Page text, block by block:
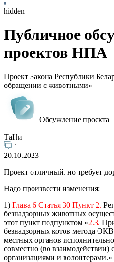
hidden
Публичное
проектов НПА
Проект Закона Республики
обращении с животными»
Обсуждение проекта
ТаНи
1
20.10.2023
Проект отличный, но требует
Надо произвести изменения:
1) Глава 6 Статья 30 Пункт 2.
безнадзорных животных
этот пункт подпунктом «2.3.
безнадзорных котов метода
местных органов
совместно (во
организациями и волонтерами.»